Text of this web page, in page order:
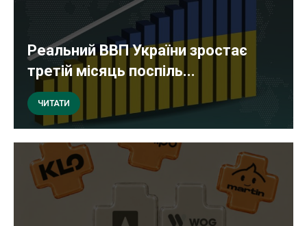
Реальний ВВП України зростає
третій місяць поспіль...
ЧИТАТИ